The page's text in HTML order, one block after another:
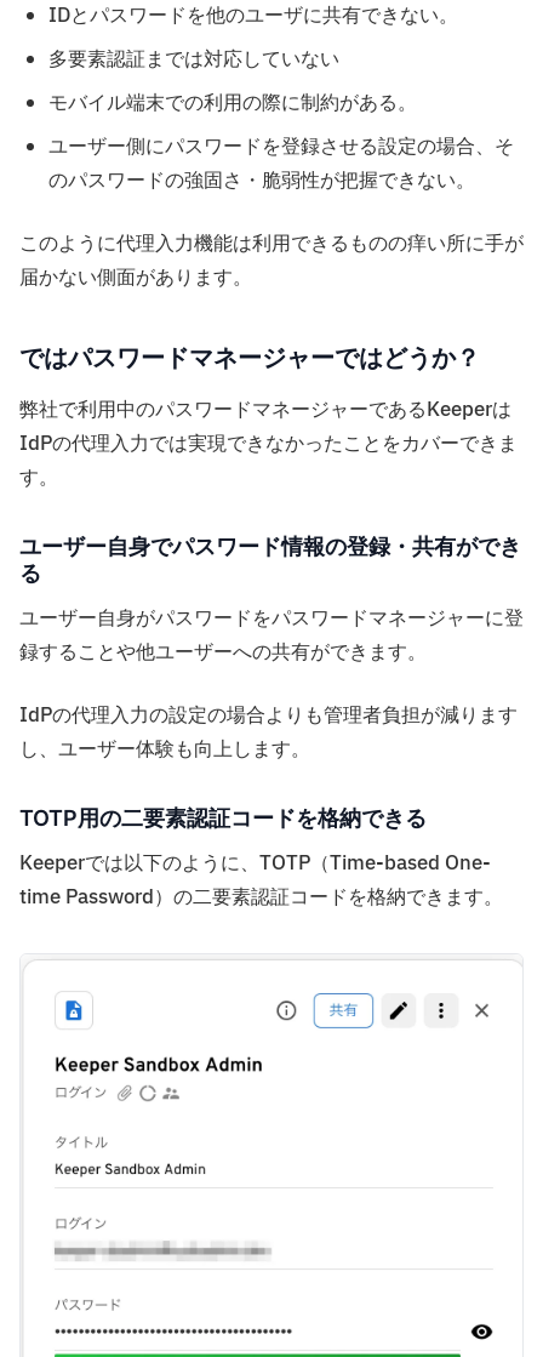
IDとパスワードを他のユーザに共有できない。
多要素認証までは対応していない
モバイル端末での利用の際に制約がある。
ユーザー側にパスワードを登録させる設定の場合、そ
のパスワードの強固さ・脆弱性が把握できない。
このように代理入力機能は利用できるものの痒い所に手が
届かない側面があります。
ではパスワードマネージャーではどうか？
弊社で利用中のパスワードマネージャーであるKeeperは
IdPの代理入力では実現できなかったことをカバーできま
す。
ユーザー自身でパスワード情報の登録・共有ができ
る
ユーザー自身がパスワードをパスワードマネージャーに登
録することや他ユーザーへの共有ができます。
IdPの代理入力の設定の場合よりも管理者負担が減ります
し、ユーザー体験も向上します。
TOTP用の二要素認証コードを格納できる
Keeperでは以下のように、TOTP（Time-based One-
time Password）の二要素認証コードを格納できます。